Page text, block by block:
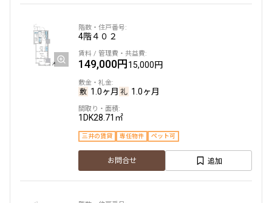
4階４０２
149,000円15,000円
1.0ヶ月 1.0ヶ月
1DK28.71㎡
三井の賃貸 専任物件 ペット可
お問合せ 追加